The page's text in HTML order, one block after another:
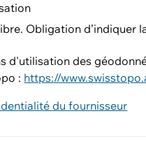
Obligation d’indiquer
d'utilisation des
:
du fournisseur